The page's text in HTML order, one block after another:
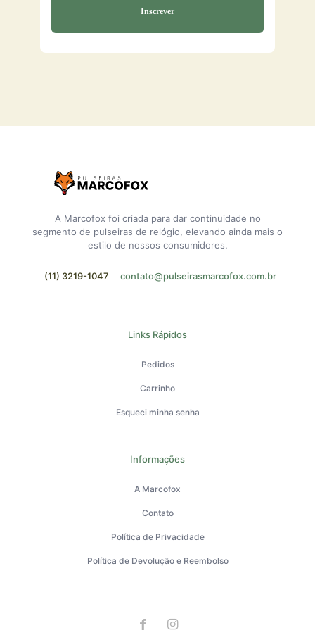
A Marcofox foi criada para dar continuidade no
segmento de pulseiras de relógio, elevando ainda mais o
estilo de nossos consumidores.
(11) 3219-1047 contato@pulseirasmarcofox.com.br
Links Rápidos
Pedidos
Carrinho
Esqueci minha senha
Informações
A Marcofox
Contato
Política de Privacidade
Política de Devolução e Reembolso